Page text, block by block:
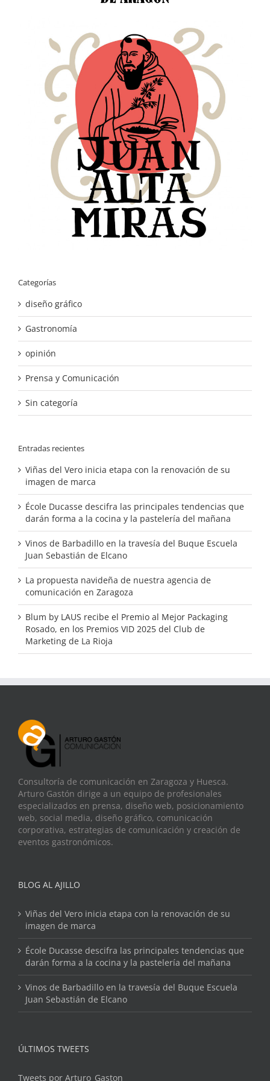
Categorías
diseño gráfico
Gastronomía
opinión
Prensa y Comunicación
Sin categoría
Entradas recientes
Viñas del Vero inicia etapa con la renovación de su
imagen de marca
École Ducasse descifra las principales tendencias que
darán forma a la cocina y la pastelería del mañana
Vinos de Barbadillo en la travesía del Buque Escuela
Juan Sebastián de Elcano
La propuesta navideña de nuestra agencia de
comunicación en Zaragoza
Blum by LAUS recibe el Premio al Mejor Packaging
Rosado, en los Premios VID 2025 del Club de
Marketing de La Rioja
Consultoría de comunicación en Zaragoza y Huesca.
Arturo Gastón dirige a un equipo de profesionales
especializados en prensa, diseño web, posicionamiento
web, social media, diseño gráfico, comunicación
corporativa, estrategias de comunicación y creación de
eventos gastronómicos.
BLOG AL AJILLO
Viñas del Vero inicia etapa con la renovación de su
imagen de marca
École Ducasse descifra las principales tendencias que
darán forma a la cocina y la pastelería del mañana
Vinos de Barbadillo en la travesía del Buque Escuela
Juan Sebastián de Elcano
ÚLTIMOS TWEETS
Tweets por Arturo_Gaston